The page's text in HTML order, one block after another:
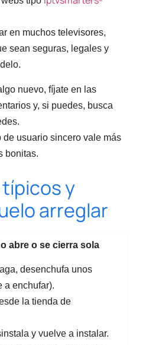
en muchos televisores,
sean seguras, legales y
nuevo, fíjate en las
y, si puedes, busca
de usuario sincero vale más
bonitas.
y
arreglar
abre o se cierra sola
desenchufa unos
a enchufar).
la tienda de
y vuelve a instalar.